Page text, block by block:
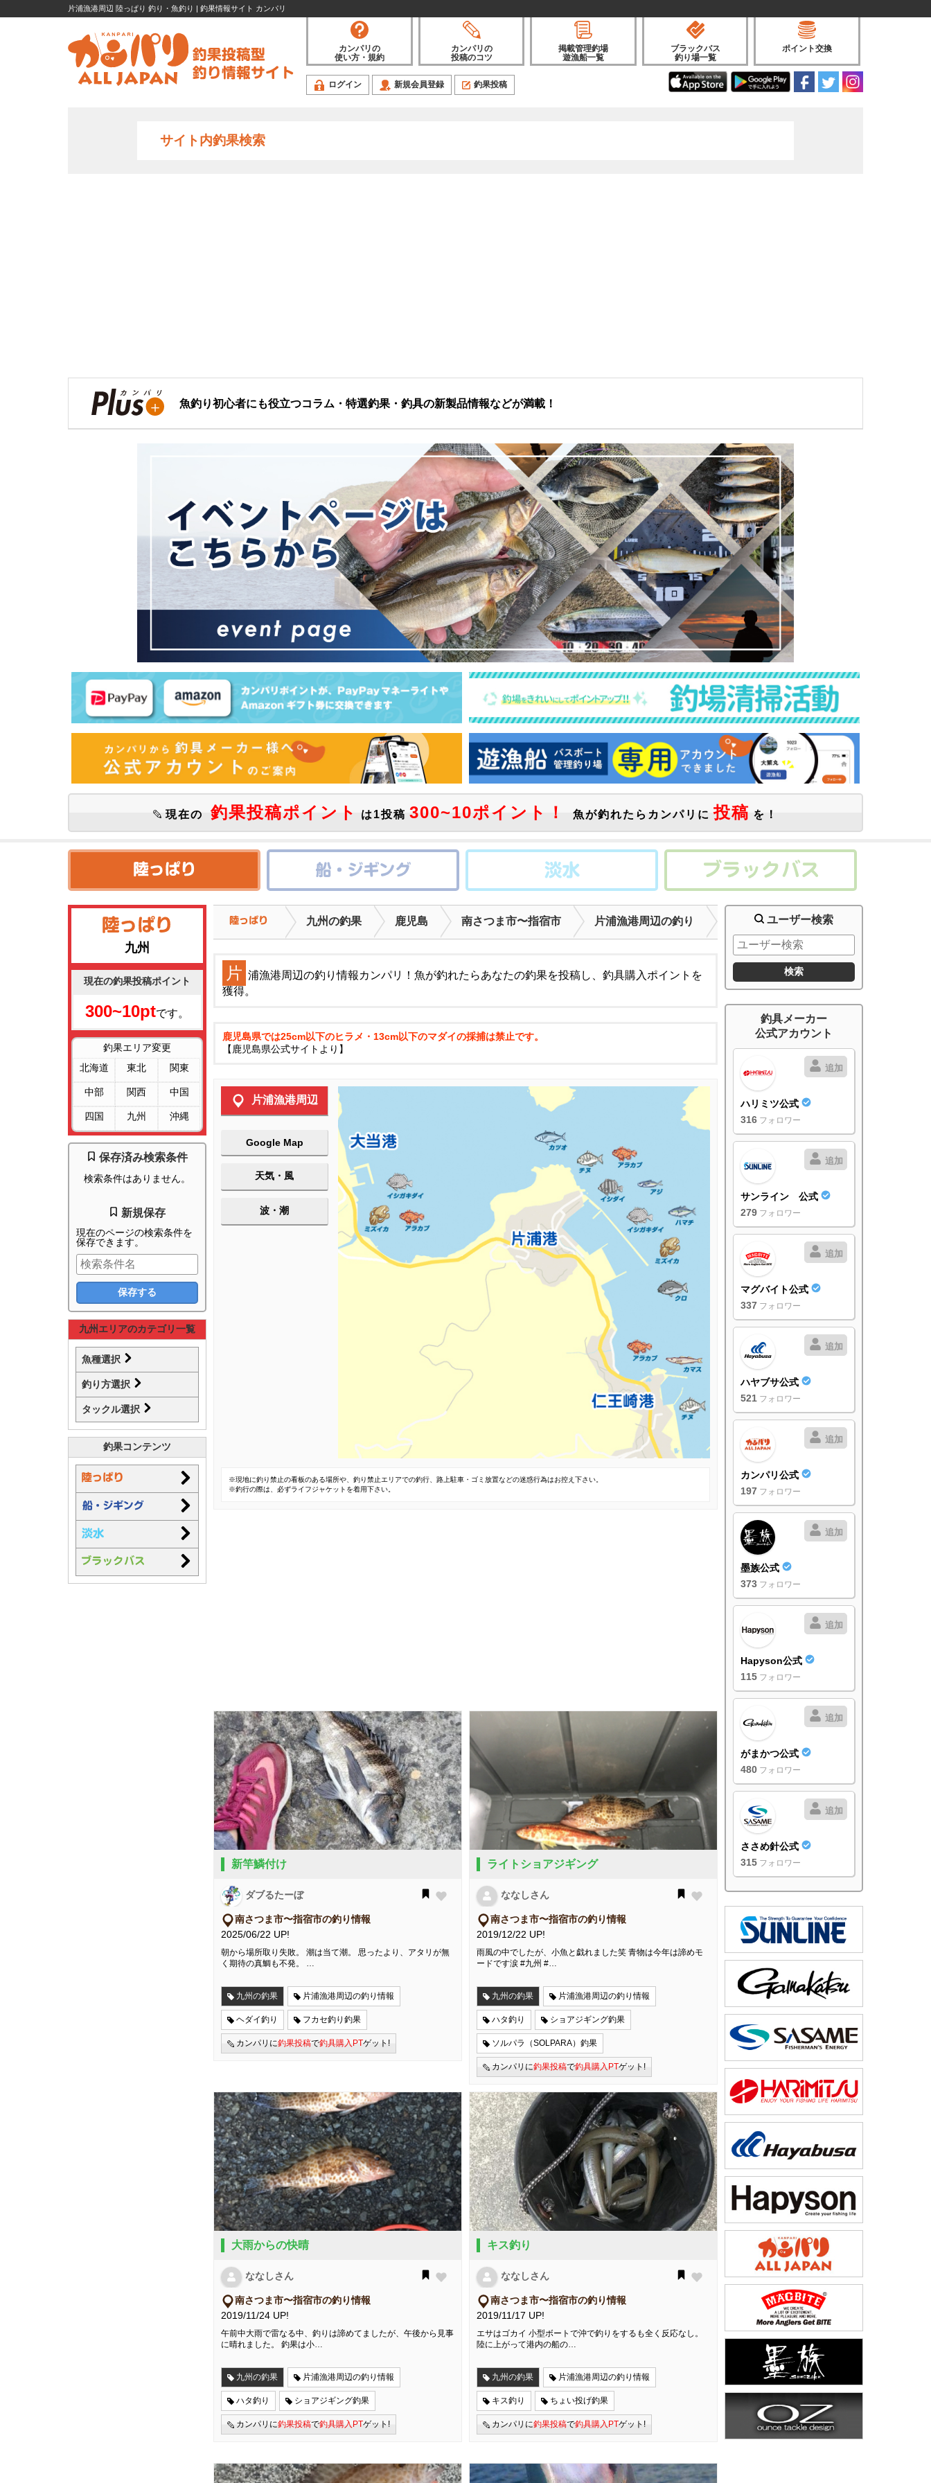
片浦漁港周辺 陸っぱり 釣り・魚釣り | 釣果情報サイト カンパリ
カンパリの
使い方・規約
カンパリの
投稿のコツ
掲載管理釣場
遊漁船一覧
ブラックバス
釣り場一覧
ポイント交換
ログイン 新規会員登録 釣果投稿
サイト内釣果検索
魚釣り初心者にも役立つコラム・特選釣果・釣具の新製品情報などが満載！
現在の 釣果投稿ポイント は1投稿 300~10ポイント！ 魚が釣れたらカンパリに 投稿 を！
九州
現在の釣果投稿ポイント
300~10ptです。
釣果エリア変更
北海道
東北 関東
中部 関西 中国
四国 九州 沖縄
保存済み検索条件
検索条件はありません。
新規保存
現在のページの検索条件を
保存できます。
九州エリアのカテゴリ一覧
魚種選択
釣り方選択
タックル選択
釣果コンテンツ
九州の釣果 鹿児島 南さつま市〜指宿市 片浦漁港周辺の釣り
片 浦漁港周辺の釣り情報カンパリ！魚が釣れたらあなたの釣果を投稿し、釣具購入ポイントを
獲得。
鹿児島県では25cm以下のヒラメ・13cm以下のマダイの採捕は禁止です。
【鹿児島県公式サイトより】
片浦漁港周辺
Google Map
天気・風
波・潮
※現地に釣り禁止の看板のある場所や、釣り禁止エリアでの釣行、路上駐車・ゴミ放置などの迷惑行為はお控え下さい。
※釣行の際は、必ずライフジャケットを着用下さい。
新竿鱗付け
ダブるたーぼ
南さつま市〜指宿市の釣り情報
2025/06/22 UP!
朝から場所取り失敗。 潮は当て潮。 思ったより、アタリが無
く期待の真鯛も不発。 …
九州の釣果 片浦漁港周辺の釣り情報
ヘダイ釣り フカセ釣り釣果
カンパリに釣果投稿で釣具購入PTゲット!
ライトショアジギング
ななしさん
南さつま市〜指宿市の釣り情報
2019/12/22 UP!
雨風の中でしたが、小魚と戯れました笑 青物は今年は諦めモ
ードです涙 #九州 #…
九州の釣果 片浦漁港周辺の釣り情報
ハタ釣り ショアジギング釣果
ソルパラ（SOLPARA）釣果
カンパリに釣果投稿で釣具購入PTゲット!
大雨からの快晴
ななしさん
南さつま市〜指宿市の釣り情報
2019/11/24 UP!
午前中大雨で雷なる中、釣りは諦めてましたが、午後から見事
に晴れました。 釣果は小…
九州の釣果 片浦漁港周辺の釣り情報
ハタ釣り ショアジギング釣果
カンパリに釣果投稿で釣具購入PTゲット!
キス釣り
ななしさん
南さつま市〜指宿市の釣り情報
2019/11/17 UP!
エサはゴカイ 小型ボートで沖で釣りをするも全く反応なし。
陸に上がって港内の船の…
九州の釣果 片浦漁港周辺の釣り情報
キス釣り ちょい投げ釣果
カンパリに釣果投稿で釣具購入PTゲット!
ユーザー検索
釣具メーカー
公式アカウント
追加
ハリミツ公式
316 フォロワー
追加
サンライン 公式
279 フォロワー
追加
マグバイト公式
337 フォロワー
追加
ハヤブサ公式
521 フォロワー
追加
カンパリ公式
197 フォロワー
追加
墨族公式
373 フォロワー
追加
Hapyson公式
115 フォロワー
追加
がまかつ公式
480 フォロワー
追加
ささめ針公式
315 フォロワー